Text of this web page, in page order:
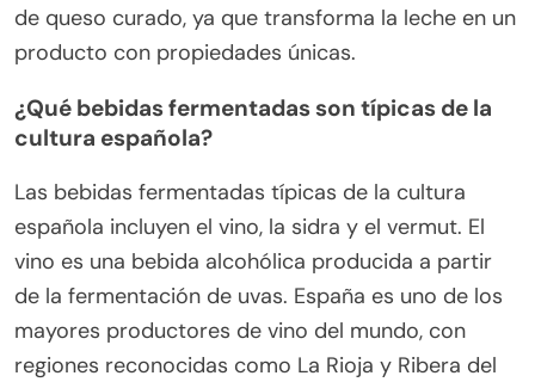
de queso curado, ya que transforma la leche en un
producto con propiedades únicas.
¿Qué bebidas fermentadas son típicas de la
cultura española?
Las bebidas fermentadas típicas de la cultura
española incluyen el vino, la sidra y el vermut. El
vino es una bebida alcohólica producida a partir
de la fermentación de uvas. España es uno de los
mayores productores de vino del mundo, con
regiones reconocidas como La Rioja y Ribera del